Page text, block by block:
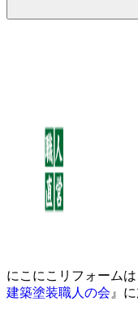
にこにこリフォーム
建築塗装職人の会 』